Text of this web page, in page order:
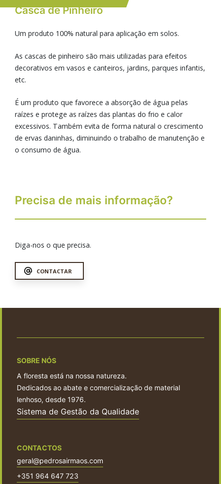
Casca de Pinheiro
Um produto 100% natural para aplicação em solos.
As cascas de pinheiro são mais utilizadas para efeitos
decorativos em vasos e canteiros, jardins, parques infantis,
etc.
É um produto que favorece a absorção de água pelas
raízes e protege as raízes das plantas do frio e calor
excessivos. Também evita de forma natural o crescimento
de ervas daninhas, diminuindo o trabalho de manutenção e
o consumo de água.
Precisa de mais informação?
Diga-nos o que precisa.
CONTACTAR
SOBRE NÓS
A floresta está na nossa natureza.
Dedicados ao abate e comercialização de material
lenhoso, desde 1976.
Sistema de Gestão da Qualidade
CONTACTOS
geral@pedrosairmaos.com
+351 964 647 723